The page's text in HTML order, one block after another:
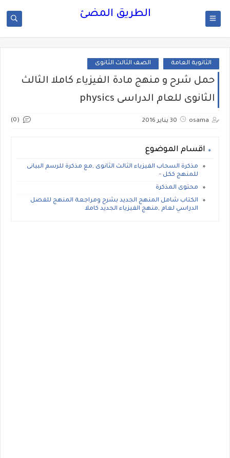
الطريق المضئ
الثانوية العامة الصف الثالث الثانوى
حمل شرح و منهج مادة الفيزياء كاملا الثالث
الثانوى للعام الدراسى physics
osama 30 يناير 2016 (0)
اقسام الموضوع
مذكرة السحاب الفيزياء الثالث الثانوى ,مع مذكرة للرسم البيانى
للمنهج ككل -
محتوى المذكرة
الكتاب شامل المنهج الجديد بشرح ومراجعة المنهج للفصل
الدراسي لعام ,منهج الفيزياء الجديد كاملا